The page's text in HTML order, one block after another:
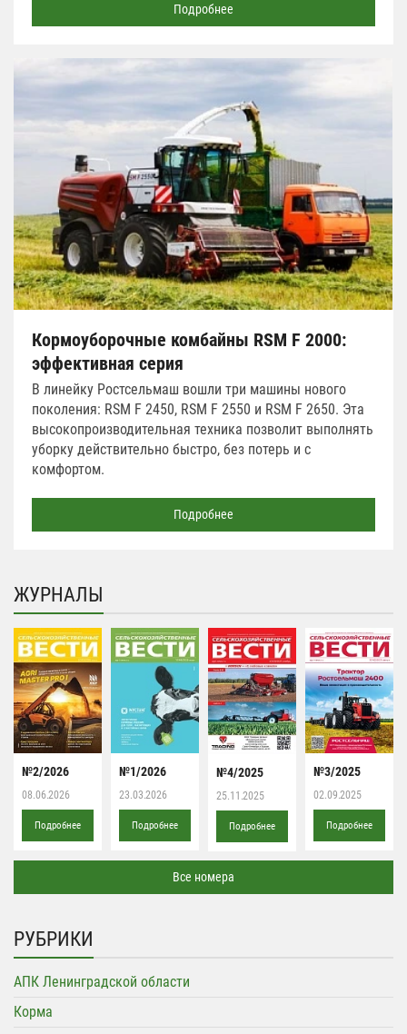
Подробнее
Кормоуборочные комбайны RSM F 2000:
эффективная серия
В линейку Ростсельмаш вошли три машины нового
поколения: RSM F 2450, RSM F 2550 и RSM F 2650. Эта
высокопроизводительная техника позволит выполнять
уборку действительно быстро, без потерь и с
комфортом.
Подробнее
ЖУРНАЛЫ
№2/2026
08.06.2026
Подробнее
№1/2026
23.03.2026
Подробнее
№4/2025
25.11.2025
Подробнее
№3/2025
02.09.2025
Подробнее
Все номера
РУБРИКИ
АПК Ленинградской области
Корма